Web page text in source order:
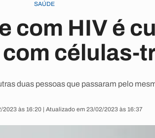
SAÚDE
com HIV é
células-
duas pessoas que passaram pelo
2023 às 16:20 | Atualizado em 23/02/2023 às 16:37